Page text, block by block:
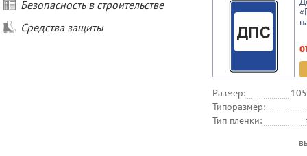
Безопасность в строительстве
Средства защиты
Размер:
Типоразмер:
Тип пленки: